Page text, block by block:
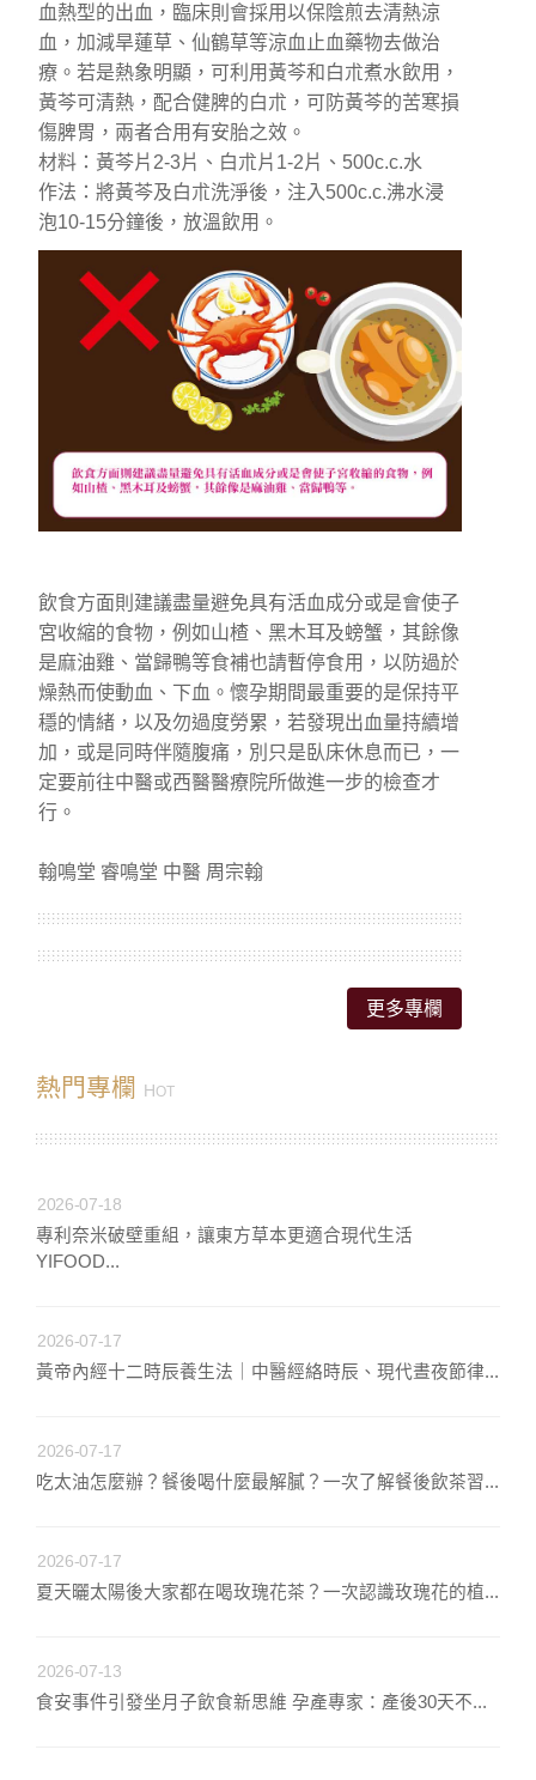
血熱型的出血，臨床則會採用以保陰煎去清熱涼
血，加減旱蓮草、仙鶴草等涼血止血藥物去做治
療。若是熱象明顯，可利用黃芩和白朮煮水飲用，
黃芩可清熱，配合健脾的白朮，可防黃芩的苦寒損
傷脾胃，兩者合用有安胎之效。
材料：黃芩片2-3片、白朮片1-2片、500c.c.水
作法：將黃芩及白朮洗淨後，注入500c.c.沸水浸
泡10-15分鐘後，放溫飲用。
飲食方面則建議盡量避免具有活血成分或是會使子
宮收縮的食物，例如山楂、黑木耳及螃蟹，其餘像
是麻油雞、當歸鴨等食補也請暫停食用，以防過於
燥熱而使動血、下血。懷孕期間最重要的是保持平
穩的情緒，以及勿過度勞累，若發現出血量持續增
加，或是同時伴隨腹痛，別只是臥床休息而已，一
定要前往中醫或西醫醫療院所做進一步的檢查才
行。
翰鳴堂 睿鳴堂 中醫 周宗翰
更多專欄
熱門專欄 HOT
2026-07-18
專利奈米破壁重組，讓東方草本更適合現代生活
YIFOOD...
2026-07-17
黃帝內經十二時辰養生法｜中醫經絡時辰、現代晝夜節律...
2026-07-17
吃太油怎麼辦？餐後喝什麼最解膩？一次了解餐後飲茶習...
2026-07-17
夏天曬太陽後大家都在喝玫瑰花茶？一次認識玫瑰花的植...
2026-07-13
食安事件引發坐月子飲食新思維 孕產專家：產後30天不...